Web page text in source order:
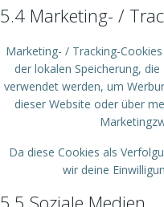
5.4 Marketing- /
Marketing- / Tracking-
der lokalen Speicherung,
verwendet werden, um
dieser Website oder über
Da diese Cookies als
wir deine
5.5 Soziale Medien